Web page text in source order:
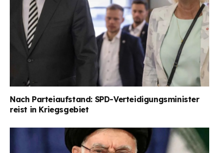
Nach Parteiaufstand: SPD-Verteidigungsminister
reist in Kriegsgebiet